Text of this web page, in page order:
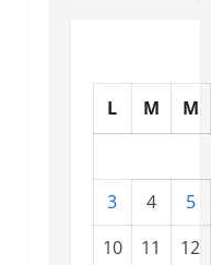
L M M
3 4
5
10
11
12